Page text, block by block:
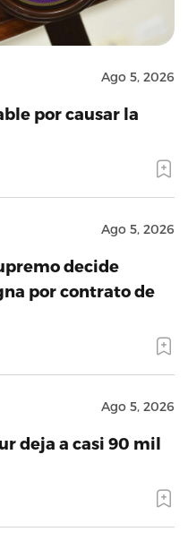
Ago 5, 2026
por causar la
Ago 5, 2026
decide
por contrato de
Ago 5, 2026
deja a casi 90 mil